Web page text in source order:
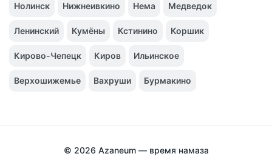
Нолинск Нижнеивкино Нема Медведок
Ленинский Кумёны Кстинино Коршик
Кирово-Чепецк Киров Ильинское
Верхошижемье Вахруши Бурмакино
© 2026 Azaneum — время намаза